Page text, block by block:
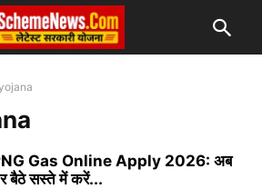
Gas Online Apply 2026: अब
बैठे सस्ते में करें...